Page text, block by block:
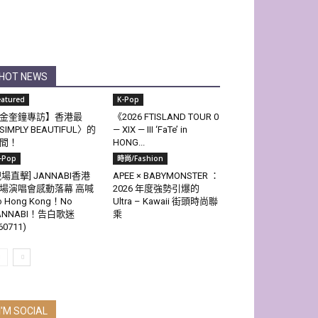
HOT NEWS
金奎鐘專訪】香港最
SIMPLY BEAUTIFUL〉的
！
K-Pop
《2026 FTISLAND TOUR 0
— XIX — III ‘FaTe’ in
HONG...
Pop
場直擊] JANNABI香港
演唱會感動落幕 高喊
Hong Kong！No
！告白歌迷
時尚/Fashion
APEE × BABYMONSTER ：
2026 年度強勢引爆的
Ultra – Kawaii 街頭時尚聯
乘
I'M SOCIAL